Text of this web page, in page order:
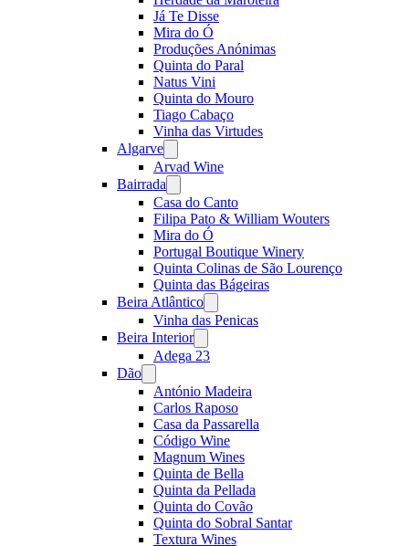
Já Te Disse
Mira do Ó
Produções Anónimas
Quinta do Paral
Natus Vini
Quinta do Mouro
Tiago Cabaço
Vinha das Virtudes
Algarve
menu
Arvad Wine
Bairrada
menu
Casa do Canto
Filipa Pato & William Wouters
Mira do Ó
Portugal Boutique Winery
Quinta Colinas de São Lourenço
Quinta das Bágeiras
Beira Atlântico
menu
Vinha das Penicas
Beira Interior
menu
Adega 23
Dão
menu
António Madeira
Carlos Raposo
Casa da Passarella
Código Wine
Magnum Wines
Quinta de Bella
Quinta da Pellada
Quinta do Covão
Quinta do Sobral Santar
Textura Wines